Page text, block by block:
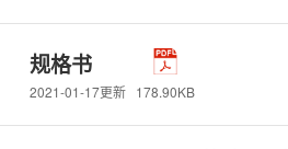
规格书
2021-01-17更新 178.90KB